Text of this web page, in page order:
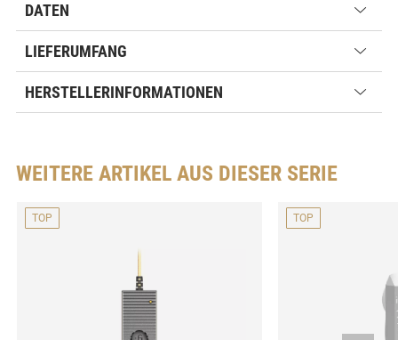
DATEN
LIEFERUMFANG
HERSTELLERINFORMATIONEN
WEITERE ARTIKEL AUS DIESER SERIE
TOP TOP